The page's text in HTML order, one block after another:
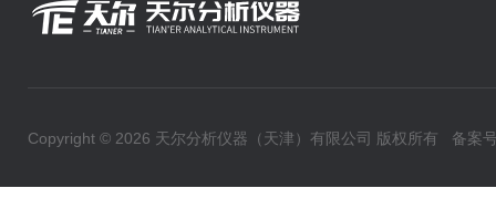
Copyright © 2026 天尔分析仪器（天津）有限公司 版权所有 备案